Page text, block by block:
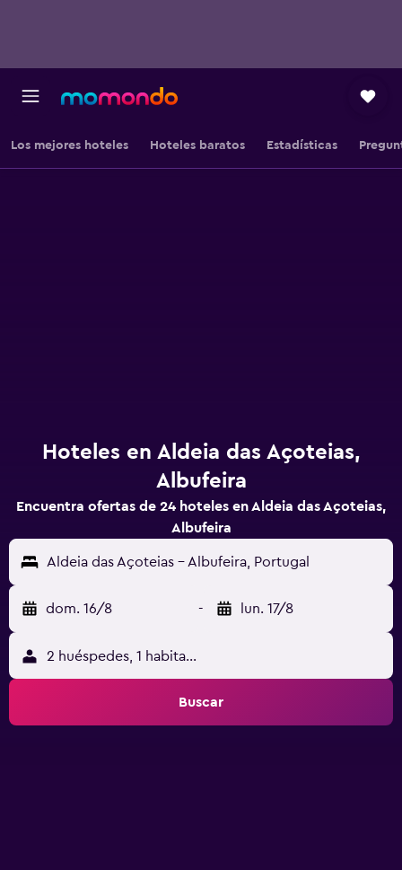
Los mejores hoteles Hoteles baratos Estadísticas
Hoteles en Aldeia das Açoteias,
Albufeira
Encuentra ofertas de 24 hoteles en Aldeia das Açoteias,
Albufeira
Aldeia das Açoteias - Albufeira, Portugal
dom. 16/8 - lun. 17/8
2 huéspedes, 1 habitación
Buscar